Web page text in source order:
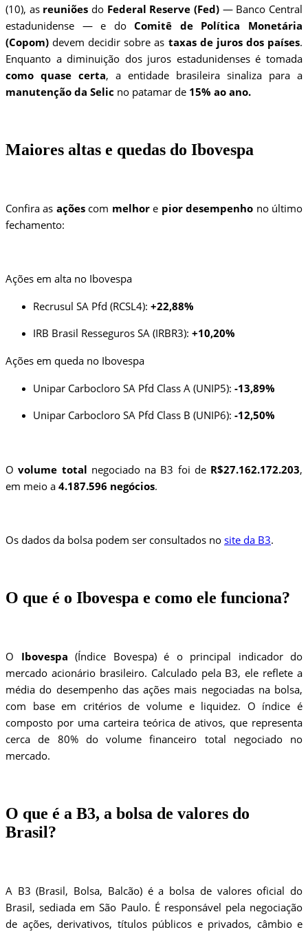
(10), as reuniões do Federal Reserve (Fed) — Banco Central
estadunidense — e doComitê de Política Monetária
(Copom) devem decidir sobre as taxas de juros dos países.
Enquanto a diminuição dos juros estadunidenses é tomada
como quase certa, a entidade brasileira sinaliza para a
manutenção da Selic no patamar de 15% ao ano.
Maiores altas e quedas do Ibovespa
Confira as açõescom melhore pior desempenho no último
fechamento:
Ações em alta no Ibovespa
Recrusul SA Pfd (RCSL4): +22,88%
IRB Brasil Resseguros SA (IRBR3): +10,20%
Ações em queda no Ibovespa
Unipar Carbocloro SA Pfd Class A (UNIP5): -13,89%
Unipar Carbocloro SA Pfd Class B (UNIP6): -12,50%
Ovolume total negociado na B3 foi de R$27.162.172.203,
em meio a 4.187.596 negócios.
Os dados da bolsa podem ser consultados no site da B3.
O que é o Ibovespa e como ele funciona?
O Ibovespa (Índice Bovespa) é o principal indicador do
mercado acionário brasileiro. Calculado pela B3, ele reflete a
média do desempenho das ações mais negociadas na bolsa,
com base em critérios de volume e liquidez. O índice é
composto por uma carteira teórica de ativos, que representa
cerca de 80% do volume financeiro total negociado no
mercado.
O que é a B3, a bolsa de valores do
Brasil?
A B3 (Brasil, Bolsa, Balcão) é a bolsa de valores oficial do
Brasil, sediada em São Paulo. É responsável pela negociação
de ações, derivativos, títulos públicos e privados, câmbio e